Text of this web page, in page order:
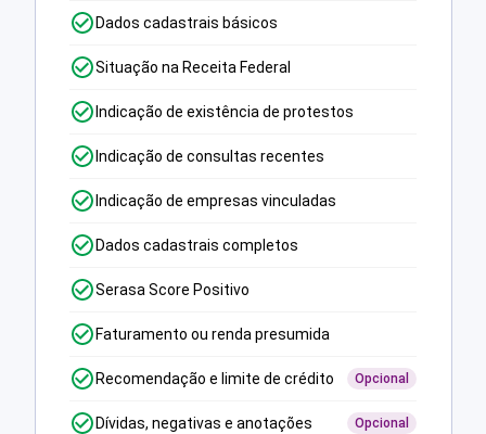
Dados cadastrais básicos
Situação na Receita Federal
Indicação de existência de protestos
Indicação de consultas recentes
Indicação de empresas vinculadas
Dados cadastrais completos
Serasa Score Positivo
Faturamento ou renda presumida
Recomendação e limite de crédito Opcional
Dívidas, negativas e anotações Opcional